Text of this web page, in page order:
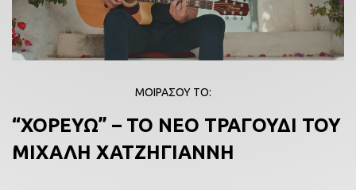
ΜΟΙΡΑΣΟΥ ΤΟ:
“ΧΟΡΕΥΩ” – ΤΟ ΝΕΟ ΤΡΑΓΟΥΔΙ ΤΟΥ
ΜΙΧΑΛΗ ΧΑΤΖΗΓΙΑΝΝΗ